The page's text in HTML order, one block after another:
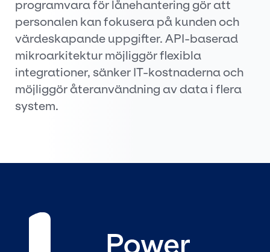
programvara för lånehantering gör att
personalen kan fokusera på kunden och
värdeskapande uppgifter. API-baserad
mikroarkitektur möjliggör flexibla
integrationer, sänker IT-kostnaderna och
möjliggör återanvändning av data i flera
system.